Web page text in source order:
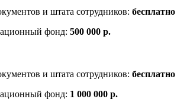
и штата сотрудников: бесплатно
фонд: 500 000 р.
и штата сотрудников: бесплатно
фонд: 1 000 000 р.